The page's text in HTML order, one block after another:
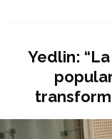
Yedlin: